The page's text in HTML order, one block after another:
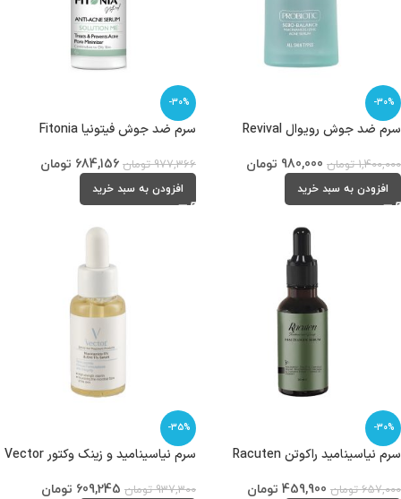
-30%
سرم ضد جوش رویوال Revival
1,400,000 تومان 980,000 تومان
افزودن به سبد خرید
-30%
سرم ضد جوش فیتونیا Fitonia
977,366 تومان 684,156 تومان
افزودن به سبد خرید
-30%
سرم نیاسینامید راکوتن Racuten
657,000 تومان 459,900 تومان
-35%
سرم نیاسینامید و زینک وکتور Vector
937,300 تومان 609,245 تومان